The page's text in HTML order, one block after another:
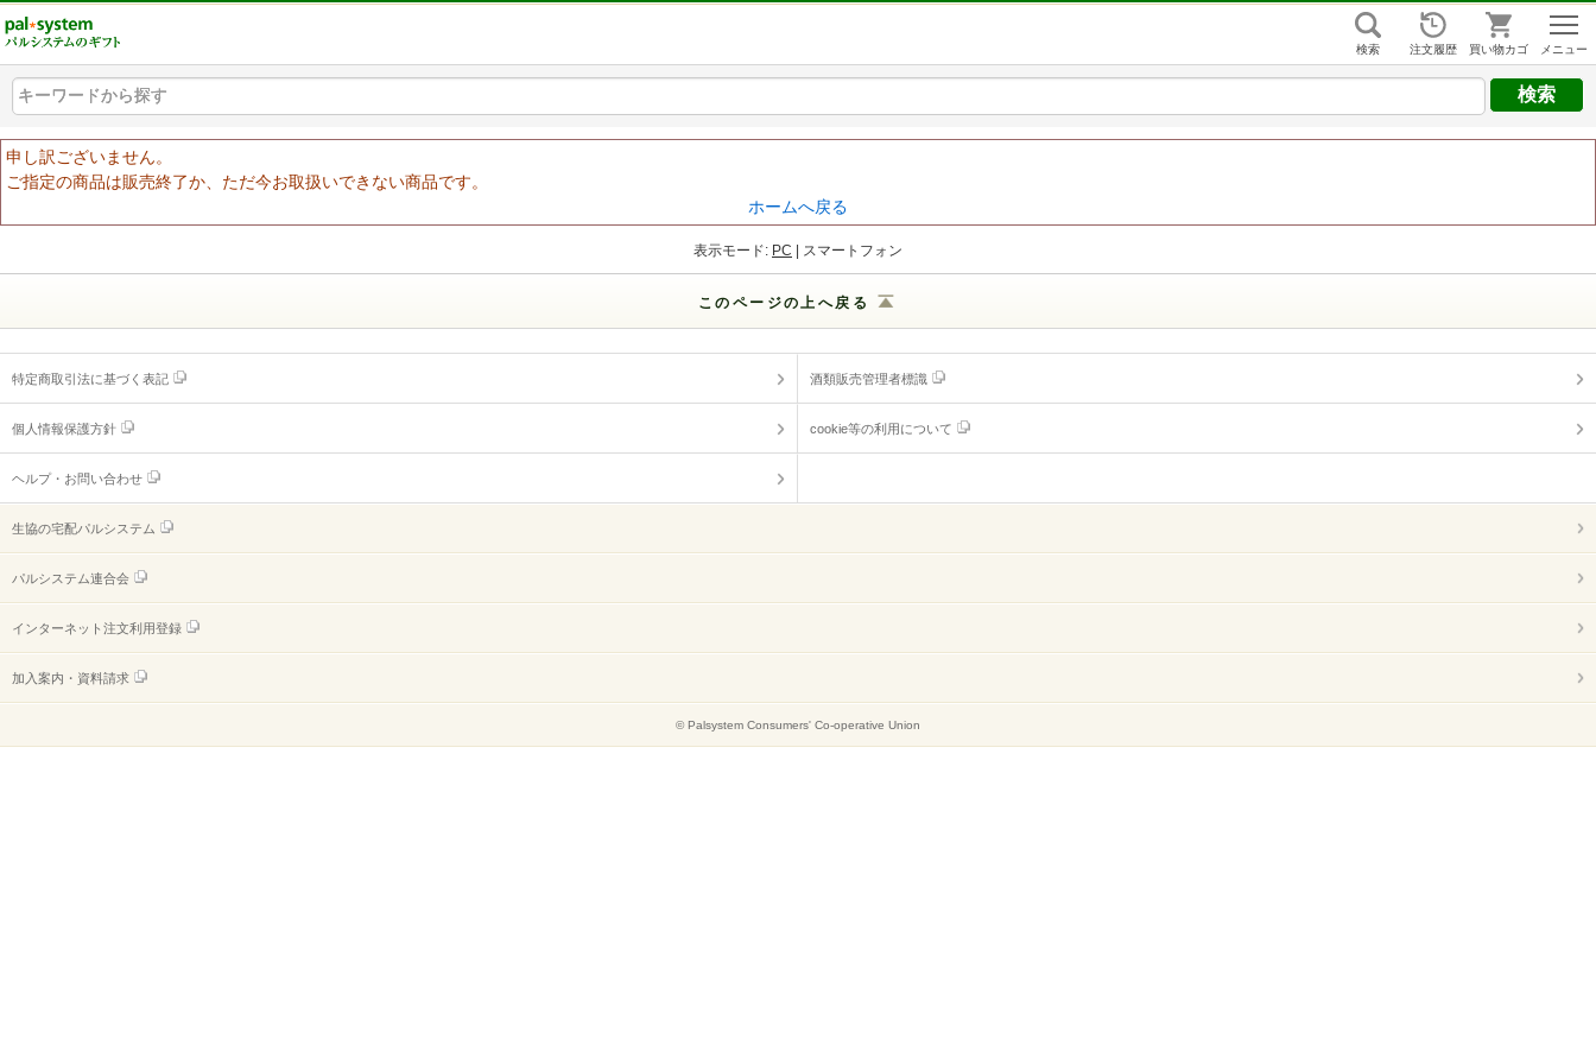
検索 注文履歴 買い物カゴ
ヘルプ
ご利用ガイド
キーワードから探す
キーワードから探す
キーワードから探す
申し訳ございません。
ご指定の商品は販売終了か、ただ今お取扱いできない商品です。
ホームへ戻る
表示モード: PC | スマートフォン
このページの上へ戻る
特定商取引法に基づく表記 酒類販売管理者標識
個人情報保護方針 cookie等の利用について
ヘルプ・お問い合わせ
生協の宅配パルシステム
パルシステム連合会
インターネット注文利用登録
加入案内・資料請求
© Palsystem Consumers' Co-operative Union